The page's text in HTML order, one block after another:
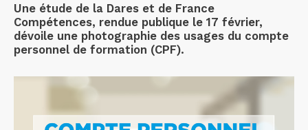
Une étude de la Dares et de France
Compétences, rendue publique le 17 février,
dévoile une photographie des usages du compte
personnel de formation (CPF).